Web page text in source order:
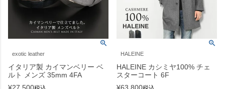
exotic leather
イタリア製 カイマンベリー ベ
ルト メンズ 35mm 4FA
¥27,500
HALEINE
HALEINE カシミヤ100% チェ
スターコート 6F
¥63,800